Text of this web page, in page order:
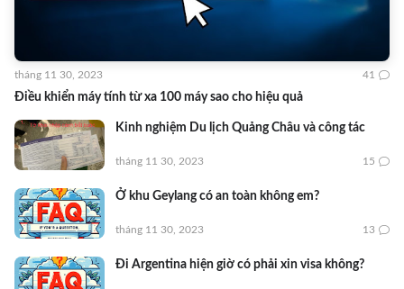
Điều khiển máy tính từ xa 100 máy sao cho hiệu quả
tháng 11 30, 2023 41
Kinh nghiệm Du lịch Quảng Châu và công tác
tháng 11 30, 2023 15
Ở khu Geylang có an toàn không em?
tháng 11 30, 2023 13
Đi Argentina hiện giờ có phải xin visa không?